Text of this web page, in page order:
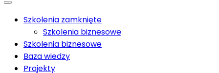
Szkolenia zamknięte
Szkolenia biznesowe
Szkolenia biznesowe
Baza wiedzy
Projekty